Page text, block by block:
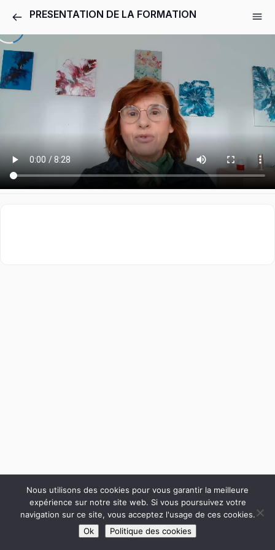
PRESENTATION DE LA FORMATION
Nous utilisons des cookies pour vous garantir la meilleure
expérience sur notre site web. Si vous poursuivez votre
navigation sur ce site, vous acceptez l'usage de ces cookies.
Ok
Politique des cookies